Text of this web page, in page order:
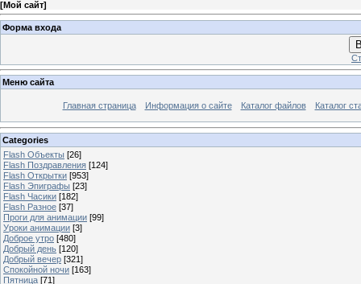
[Мой сайт]
Форма входа
Меню сайта
Главная страница Информация о сайте Каталог файлов Каталог
Categories
Flash Объекты [26]
Flash Поздравления [124]
Flash Открытки [953]
Flash Эпиграфы [23]
Flash Часики [182]
Flash Разное [37]
Проги для анимации [99]
Уроки анимации [3]
Доброе утро [480]
Добрый день [120]
Добрый вечер [321]
Спокойной ночи [163]
Пятница [71]